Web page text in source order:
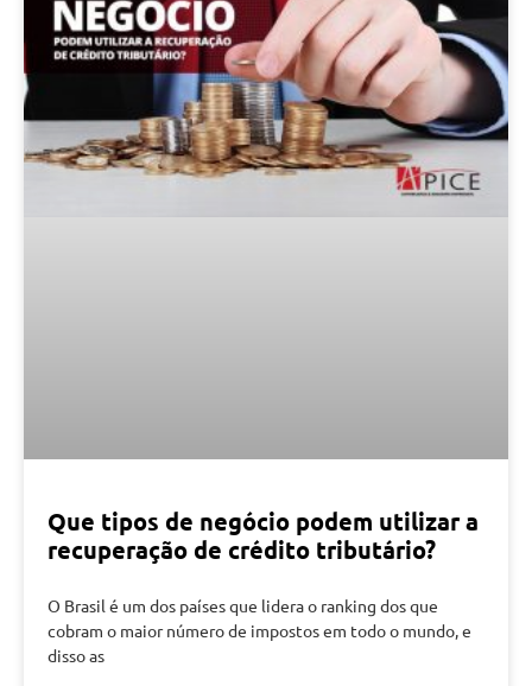
Que tipos de negócio podem utilizar a
recuperação de crédito tributário?
O Brasil é um dos países que lidera o ranking dos que
cobram o maior número de impostos em todo o mundo, e
disso as